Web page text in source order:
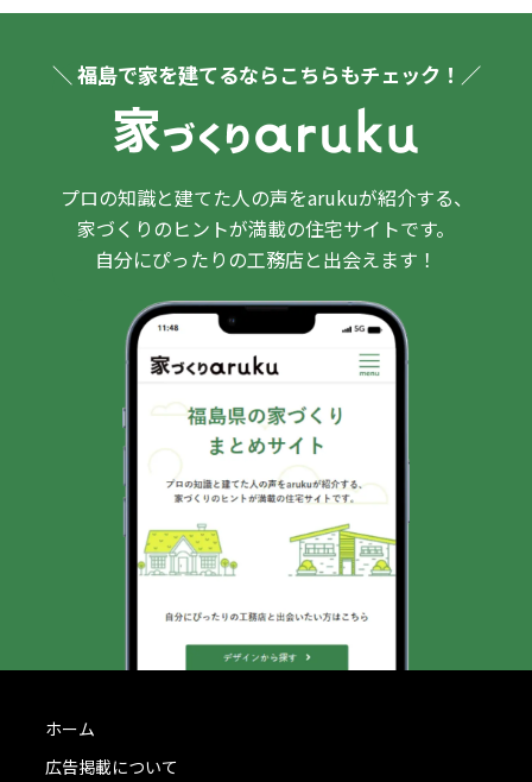
＼ 福島で家を建てるならこちらもチェック！／
プロの知識と建てた人の声をarukuが紹介する、
家づくりのヒントが満載の住宅サイトです。
自分にぴったりの工務店と出会えます！
ホーム
広告掲載について